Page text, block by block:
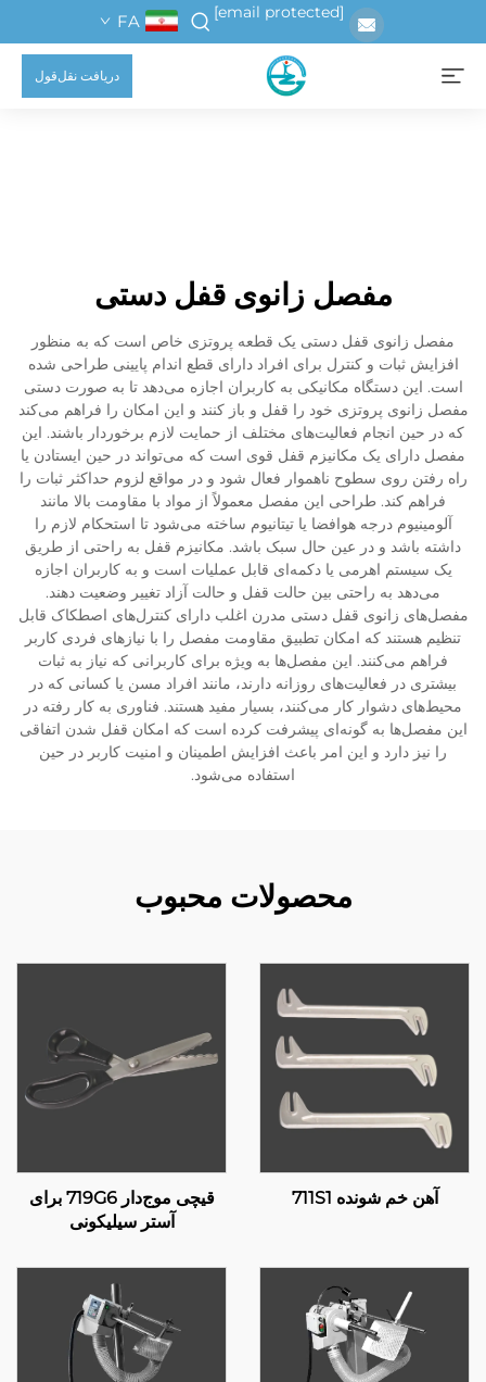
[email protected]
FA
دریافت نقل‌قول
مفصل زانوی قفل دستی
مفصل زانوی قفل دستی یک قطعه پروتزی خاص است که به منظور
افزایش ثبات و کنترل برای افراد دارای قطع اندام پایینی طراحی شده
است. این دستگاه مکانیکی به کاربران اجازه می‌دهد تا به صورت دستی
مفصل زانوی پروتزی خود را قفل و باز کنند و این امکان را فراهم می‌کند
که در حین انجام فعالیت‌های مختلف از حمایت لازم برخوردار باشند. این
مفصل دارای یک مکانیزم قفل قوی است که می‌تواند در حین ایستادن یا
راه رفتن روی سطوح ناهموار فعال شود و در مواقع لزوم حداکثر ثبات را
فراهم کند. طراحی این مفصل معمولاً از مواد با مقاومت بالا مانند
آلومینیوم درجه هوافضا یا تیتانیوم ساخته می‌شود تا استحکام لازم را
داشته باشد و در عین حال سبک باشد. مکانیزم قفل به راحتی از طریق
یک سیستم اهرمی یا دکمه‌ای قابل عملیات است و به کاربران اجازه
می‌دهد به راحتی بین حالت قفل و حالت آزاد تغییر وضعیت دهند.
مفصل‌های زانوی قفل دستی مدرن اغلب دارای کنترل‌های اصطکاک قابل
تنظیم هستند که امکان تطبیق مقاومت مفصل را با نیازهای فردی کاربر
فراهم می‌کنند. این مفصل‌ها به ویژه برای کاربرانی که نیاز به ثبات
بیشتری در فعالیت‌های روزانه دارند، مانند افراد مسن یا کسانی که در
محیط‌های دشوار کار می‌کنند، بسیار مفید هستند. فناوری به کار رفته در
این مفصل‌ها به گونه‌ای پیشرفت کرده است که امکان قفل شدن اتفاقی
را نیز دارد و این امر باعث افزایش اطمینان و امنیت کاربر در حین
استفاده می‌شود.
محصولات محبوب
آهن خم شونده 711S1
قیچی موج‌دار 719G6 برای
آستر سیلیکونی